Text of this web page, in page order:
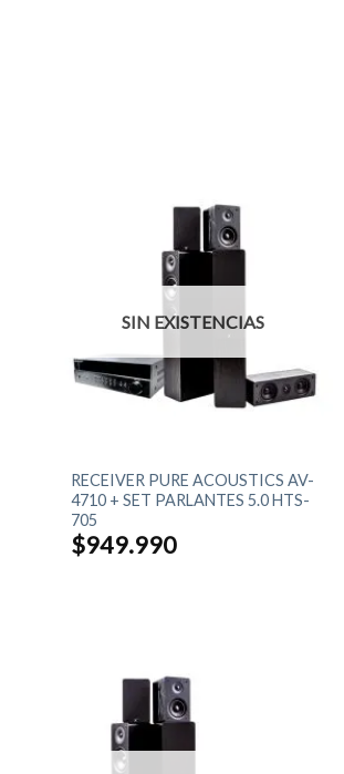
SIN EXISTENCIAS
RECEIVER PURE ACOUSTICS AV-
4710 + SET PARLANTES 5.0 HTS-
705
$949.990